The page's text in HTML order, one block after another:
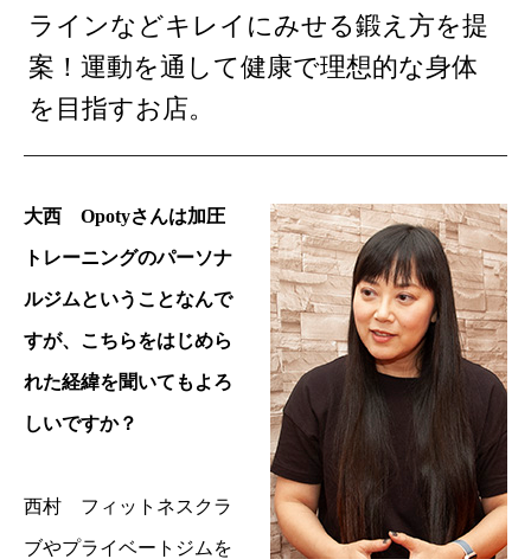
ラインなどキレイにみせる鍛え方を提
案！運動を通して健康で理想的な身体
を目指すお店。
大西 Opotyさんは加圧
トレーニングのパーソナ
ルジムということなんで
すが、こちらをはじめら
れた経緯を聞いてもよろ
しいですか？
西村 フィットネスクラ
ブやプライベートジムを